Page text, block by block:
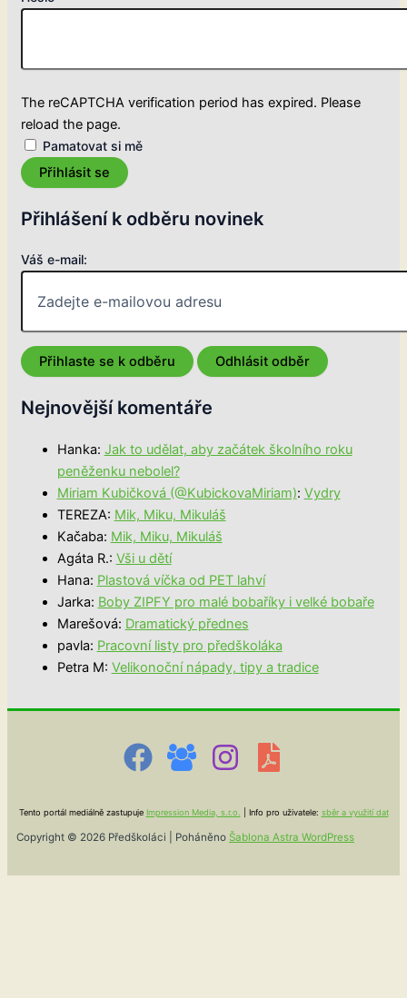
The reCAPTCHA verification period has expired. Please
reload the page.
Pamatovat si mě
Přihlásit se
Přihlášení k odběru novinek
Váš e-mail:
Nejnovější komentáře
Hanka: Jak to udělat, aby začátek školního roku
peněženku nebolel?
Miriam Kubičková (@KubickovaMiriam): Vydry
TEREZA: Mik, Miku, Mikuláš
Kačaba: Mik, Miku, Mikuláš
Agáta R.: Vši u dětí
Hana: Plastová víčka od PET lahví
Jarka: Boby ZIPFY pro malé bobaříky i velké bobaře
Marešová: Dramatický přednes
pavla: Pracovní listy pro předškoláka
Petra M: Velikonoční nápady, tipy a tradice
Tento portál mediálně zastupuje Impression Media, s.r.o. | Info pro uživatele: sběr a využití dat
Copyright © 2026 Předškoláci | Poháněno Šablona Astra WordPress